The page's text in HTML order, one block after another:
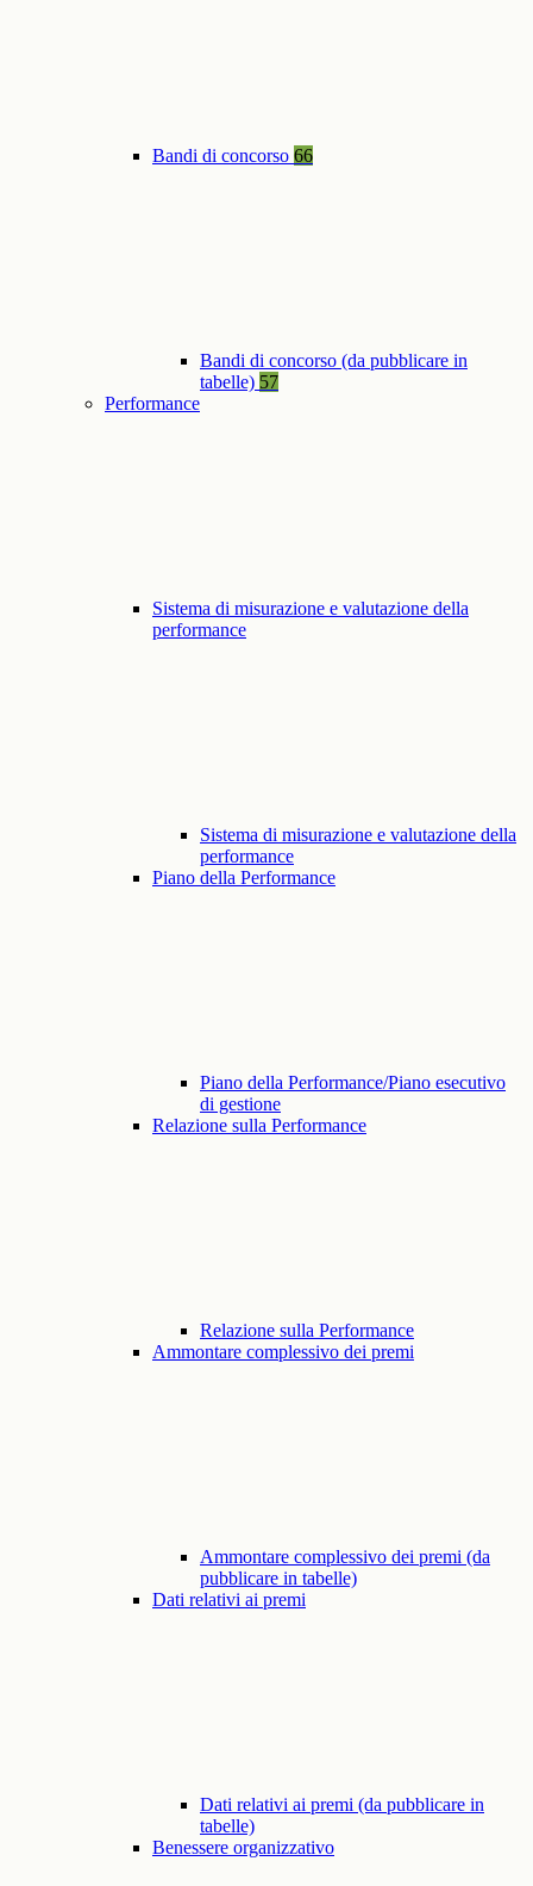
Bandi di concorso 66
Bandi di concorso (da pubblicare in
tabelle) 57
Performance
Sistema di misurazione e valutazione della
performance
Sistema di misurazione e valutazione della
performance
Piano della Performance
Piano della Performance/Piano esecutivo
di gestione
Relazione sulla Performance
Relazione sulla Performance
Ammontare complessivo dei premi
Ammontare complessivo dei premi (da
pubblicare in tabelle)
Dati relativi ai premi
Dati relativi ai premi (da pubblicare in
tabelle)
Benessere organizzativo